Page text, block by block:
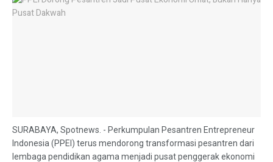
SURABAYA, Spotnews. - Perkumpulan Pesantren Entrepreneur
Indonesia (PPEI) terus mendorong transformasi pesantren dari
lembaga pendidikan agama menjadi pusat penggerak ekonomi